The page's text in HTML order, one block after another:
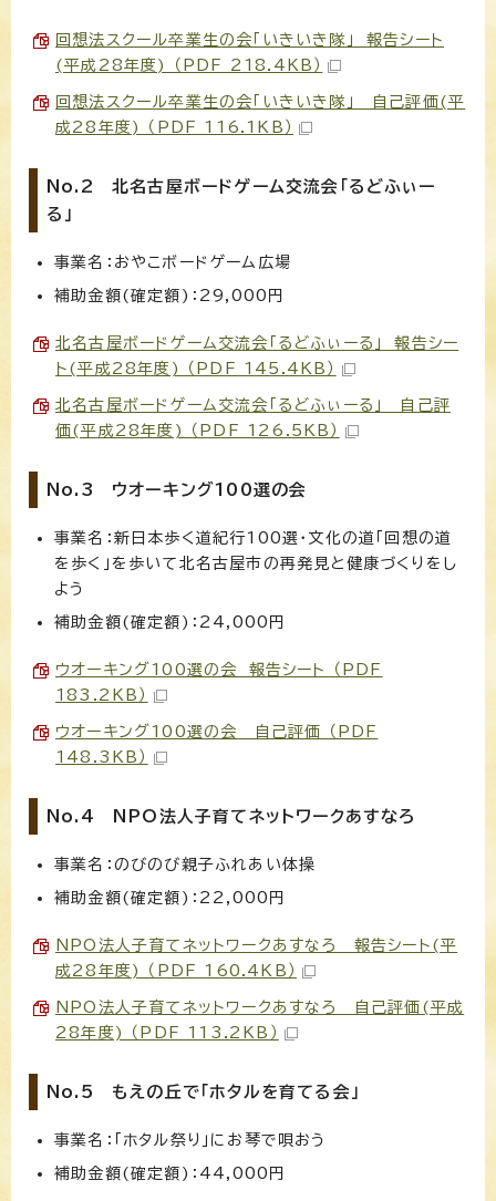
回想法スクール卒業生の会「いきいき隊」 報告シート
(平成28年度) （PDF 218.4KB）
回想法スクール卒業生の会「いきいき隊」 自己評価(平
成28年度) （PDF 116.1KB）
No.2 北名古屋ボードゲーム交流会「るどふぃー
る」
事業名：おやこボードゲーム広場
補助金額(確定額)：29,000円
北名古屋ボードゲーム交流会「るどふぃーる」 報告シー
ト(平成28年度) （PDF 145.4KB）
北名古屋ボードゲーム交流会「るどふぃーる」 自己評
価(平成28年度) （PDF 126.5KB）
No.3 ウオーキング100選の会
事業名：新日本歩く道紀行100選・文化の道「回想の道
を歩く」を歩いて北名古屋市の再発見と健康づくりをし
よう
補助金額(確定額)：24,000円
ウオーキング100選の会 報告シート （PDF
183.2KB）
ウオーキング100選の会 自己評価 （PDF
148.3KB）
No.4 NPO法人子育てネットワークあすなろ
事業名：のびのび親子ふれあい体操
補助金額(確定額)：22,000円
NPO法人子育てネットワークあすなろ 報告シート(平
成28年度) （PDF 160.4KB）
NPO法人子育てネットワークあすなろ 自己評価(平成
28年度) （PDF 113.2KB）
No.5 もえの丘で「ホタルを育てる会」
事業名：「ホタル祭り」にお琴で唄おう
補助金額(確定額)：44,000円